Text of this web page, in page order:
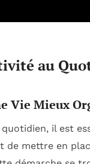
au
Vie Mieux
quotidien, il est
de mettre en